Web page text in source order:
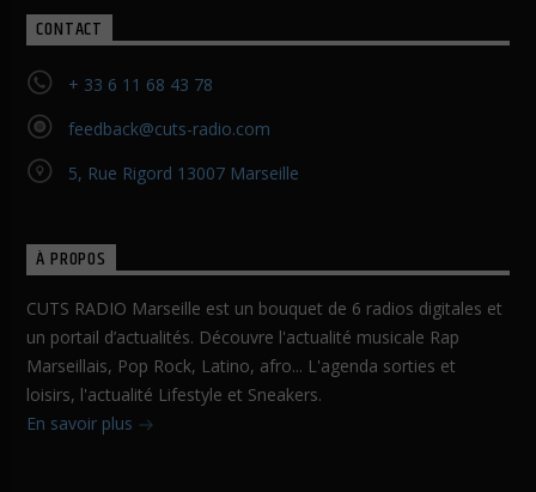
CONTACT
+ 33 6 11 68 43 78
feedback@cuts-radio.com
5, Rue Rigord 13007 Marseille
À PROPOS
CUTS RADIO Marseille est un bouquet de 6 radios digitales et
un portail d’actualités. Découvre l'actualité musicale Rap
Marseillais, Pop Rock, Latino, afro... L'agenda sorties et
loisirs, l'actualité Lifestyle et Sneakers.
En savoir plus